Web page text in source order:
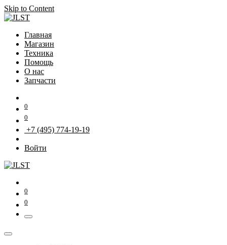
Skip to Content
Главная
Магазин
Техника
Помощь
О нас
Запчасти
0
0
+7 (495) 774-19-19
Войти
0
0